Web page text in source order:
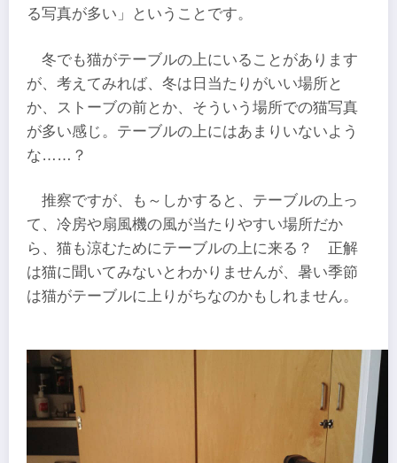
る写真が多い」ということです。
冬でも猫がテーブルの上にいることがあります
が、考えてみれば、冬は日当たりがいい場所と
か、ストーブの前とか、そういう場所での猫写真
が多い感じ。テーブルの上にはあまりいないよう
な……？
推察ですが、も～しかすると、テーブルの上っ
て、冷房や扇風機の風が当たりやすい場所だか
ら、猫も涼むためにテーブルの上に来る？ 正解
は猫に聞いてみないとわかりませんが、暑い季節
は猫がテーブルに上りがちなのかもしれません。